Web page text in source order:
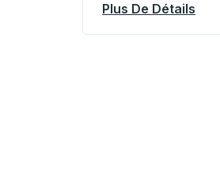
Plus De Détails